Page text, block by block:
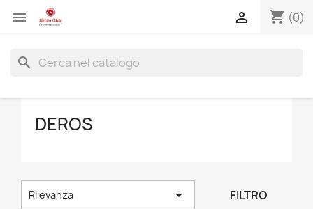
 shopping_cart (0)

search
DEROS
Rilevanza  FILTRO